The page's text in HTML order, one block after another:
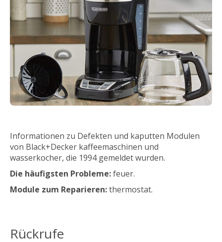
Informationen zu Defekten und kaputten Modulen
von Black+Decker kaffeemaschinen und
wasserkocher, die 1994 gemeldet wurden.
Die häufigsten Probleme:feuer.
Module zum Reparieren:thermostat.
Rückrufe